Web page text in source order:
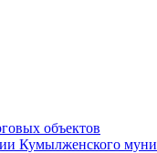
объектов
Кумылженского